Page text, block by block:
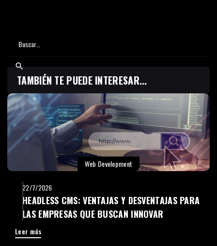
TAMBIÉN TE PUEDE INTERESAR...
Web Development
22/7/2026
HEADLESS CMS: VENTAJAS Y DESVENTAJAS PARA
LAS EMPRESAS QUE BUSCAN INNOVAR
Leer más